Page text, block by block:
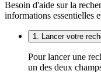
Besoin d'aide sur la
informations essentielles
1. Lancer votre
Pour lancer une
un des deux